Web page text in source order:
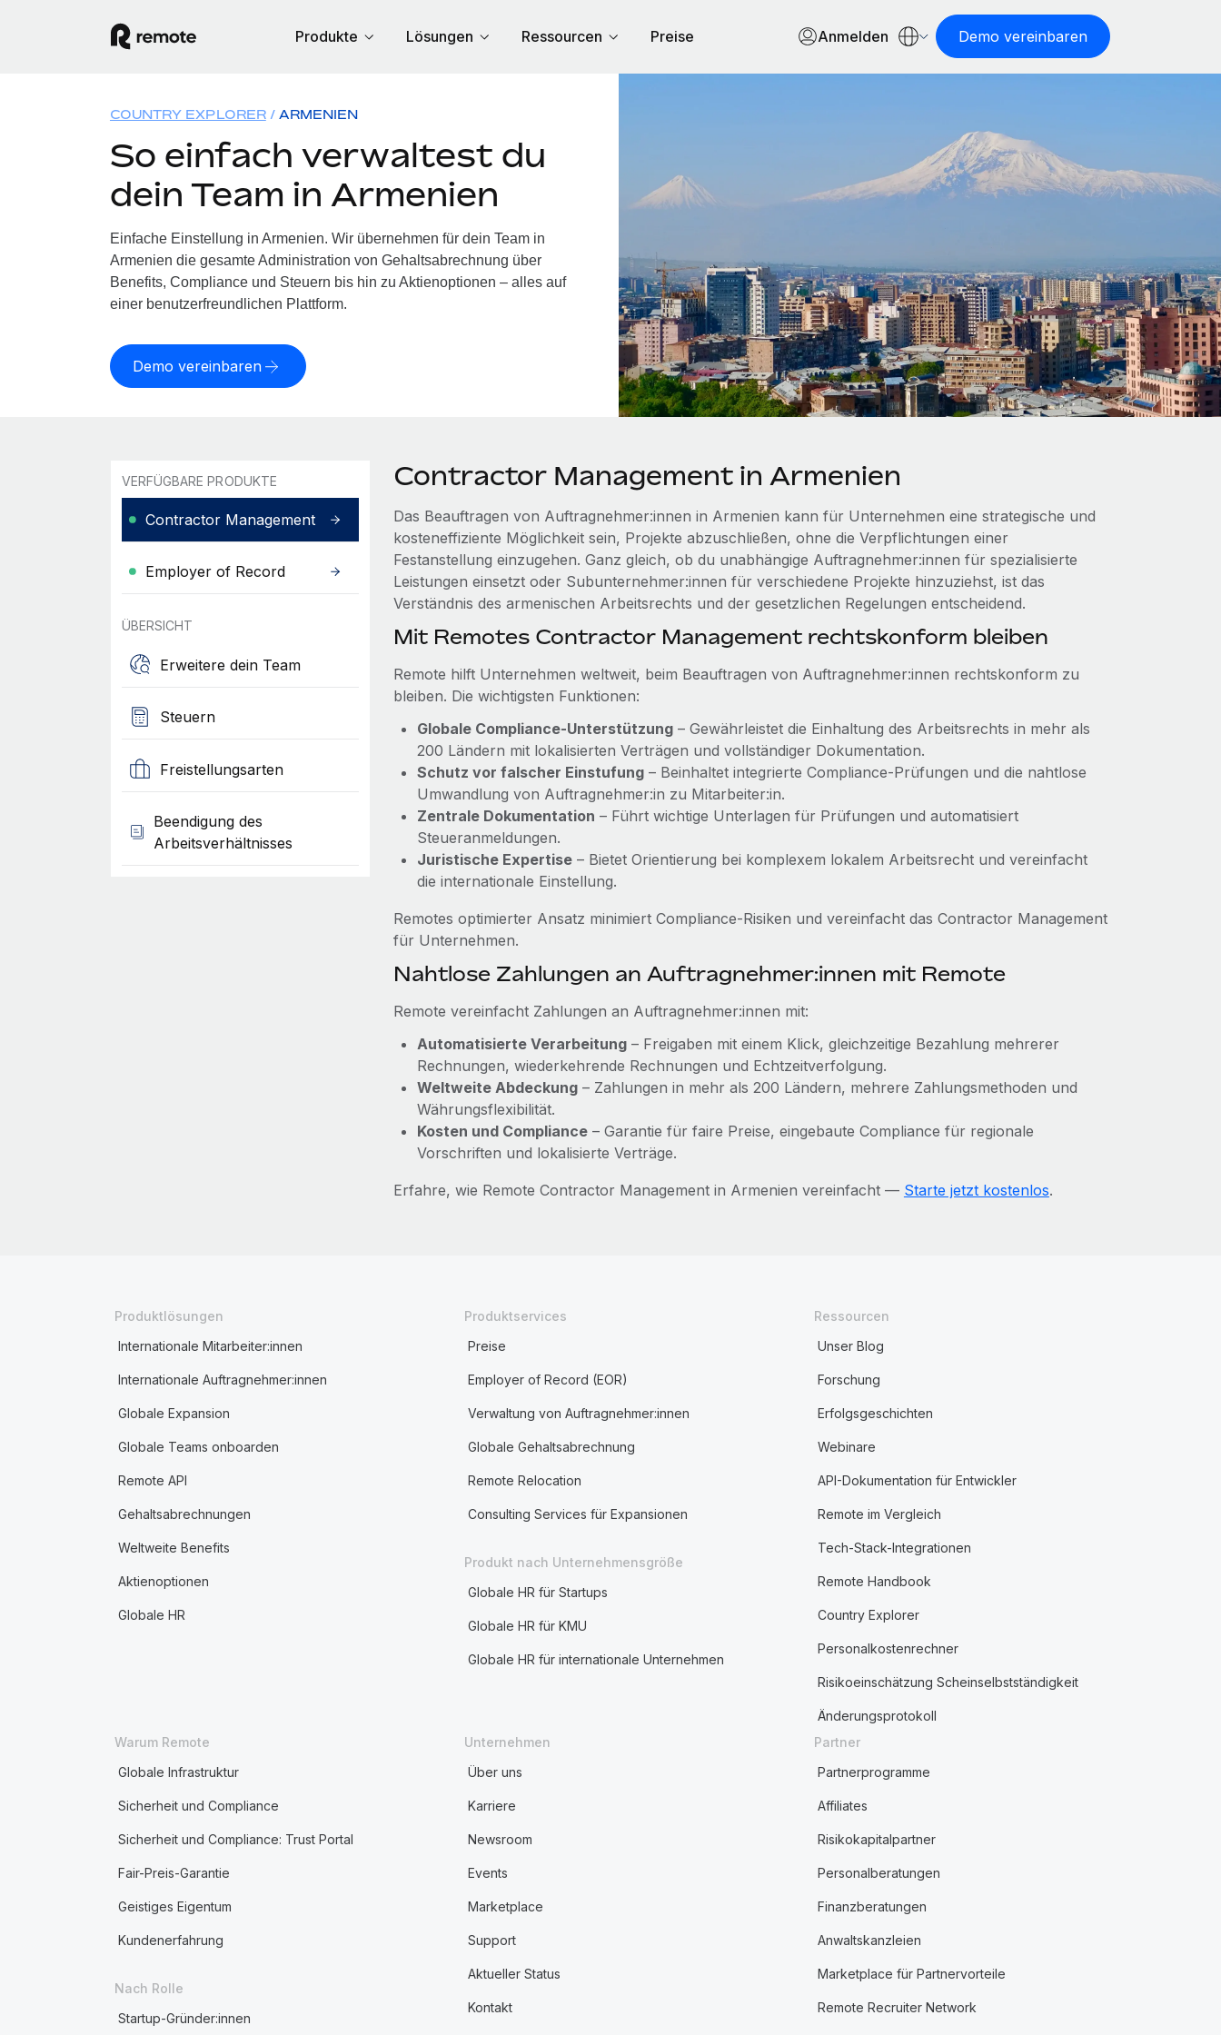
Produkte Lösungen Ressourcen Preise Anmelden Demo vereinbaren
COUNTRY EXPLORER ARMENIEN
So einfach verwaltest du
dein Team in Armenien
Einfache Einstellung in Armenien. Wir übernehmen für dein Team in
Armenien die gesamte Administration von Gehaltsabrechnung über
Benefits, Compliance und Steuern bis hin zu Aktienoptionen – alles auf
einer benutzerfreundlichen Plattform.
Demo vereinbaren
VERFÜGBARE PRODUKTE
Contractor Management
Employer of Record
ÜBERSICHT
Erweitere dein Team
Steuern
Freistellungsarten
Beendigung des
Arbeitsverhältnisses
Contractor Management in Armenien
Das Beauftragen von Auftragnehmer:innen in Armenien kann für Unternehmen eine strategische und
kosteneffiziente Möglichkeit sein, Projekte abzuschließen, ohne die Verpflichtungen einer
Festanstellung einzugehen. Ganz gleich, ob du unabhängige Auftragnehmer:innen für spezialisierte
Leistungen einsetzt oder Subunternehmer:innen für verschiedene Projekte hinzuziehst, ist das
Verständnis des armenischen Arbeitsrechts und der gesetzlichen Regelungen entscheidend.
Mit Remotes Contractor Management rechtskonform bleiben
Remote hilft Unternehmen weltweit, beim Beauftragen von Auftragnehmer:innen rechtskonform zu
bleiben. Die wichtigsten Funktionen:
Globale Compliance-Unterstützung– Gewährleistet die Einhaltung des Arbeitsrechts in mehr als
200 Ländern mit lokalisierten Verträgen und vollständiger Dokumentation.
Schutz vor falscher Einstufung– Beinhaltet integrierte Compliance-Prüfungen und die nahtlose
Umwandlung von Auftragnehmer:in zu Mitarbeiter:in.
Zentrale Dokumentation – Führt wichtige Unterlagen für Prüfungen und automatisiert
Steueranmeldungen.
Juristische Expertise– Bietet Orientierung bei komplexem lokalem Arbeitsrecht und vereinfacht
die internationale Einstellung.
Remotes optimierter Ansatz minimiert Compliance-Risiken und vereinfacht das Contractor Management
für Unternehmen.
Nahtlose Zahlungen an Auftragnehmer:innen mit Remote
Remote vereinfacht Zahlungen an Auftragnehmer:innen mit:
Automatisierte Verarbeitung– Freigaben mit einem Klick, gleichzeitige Bezahlung mehrerer
Rechnungen, wiederkehrende Rechnungen und Echtzeitverfolgung.
Weltweite Abdeckung– Zahlungen in mehr als 200 Ländern, mehrere Zahlungsmethoden und
Währungsflexibilität.
Kosten und Compliance– Garantie für faire Preise, eingebaute Compliance für regionale
Vorschriften und lokalisierte Verträge.
Erfahre, wie Remote Contractor Management in Armenien vereinfacht — Starte jetzt kostenlos.
Produktlösungen
Internationale Mitarbeiter:innen
Internationale Auftragnehmer:innen
Globale Expansion
Globale Teams onboarden
Remote API
Gehaltsabrechnungen
Weltweite Benefits
Aktienoptionen
Globale HR
Produktservices
Preise
Employer of Record (EOR)
Verwaltung von Auftragnehmer:innen
Globale Gehaltsabrechnung
Remote Relocation
Consulting Services für Expansionen
Produkt nach Unternehmensgröße
Globale HR für Startups
Globale HR für KMU
Globale HR für internationale Unternehmen
Ressourcen
Unser Blog
Forschung
Erfolgsgeschichten
Webinare
API-Dokumentation für Entwickler
Remote im Vergleich
Tech-Stack-Integrationen
Remote Handbook
Country Explorer
Personalkostenrechner
Risikoeinschätzung Scheinselbstständigkeit
Änderungsprotokoll
Warum Remote
Globale Infrastruktur
Sicherheit und Compliance
Sicherheit und Compliance: Trust Portal
Fair-Preis-Garantie
Geistiges Eigentum
Kundenerfahrung
Nach Rolle
Startup-Gründer:innen
Unternehmen
Über uns
Karriere
Newsroom
Events
Marketplace
Support
Aktueller Status
Kontakt
Partner
Partnerprogramme
Affiliates
Risikokapitalpartner
Personalberatungen
Finanzberatungen
Anwaltskanzleien
Marketplace für Partnervorteile
Remote Recruiter Network